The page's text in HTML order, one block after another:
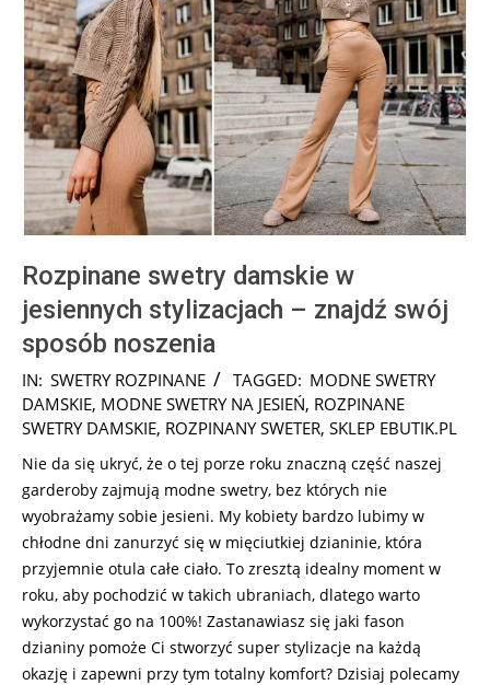
Rozpinane swetry damskie w
jesiennych stylizacjach – znajdź swój
sposób noszenia
2026-
07-
28
IN: SWETRY ROZPINANE TAGGED: MODNE SWETRY
DAMSKIE, MODNE SWETRY NA JESIEŃ, ROZPINANE
SWETRY DAMSKIE, ROZPINANY SWETER, SKLEP EBUTIK.PL
Nie da się ukryć, że o tej porze roku znaczną część naszej
garderoby zajmują modne swetry, bez których nie
wyobrażamy sobie jesieni. My kobiety bardzo lubimy w
chłodne dni zanurzyć się w mięciutkiej dzianinie, która
przyjemnie otula całe ciało. To zresztą idealny moment w
roku, aby pochodzić w takich ubraniach, dlatego warto
wykorzystać go na 100%! Zastanawiasz się jaki fason
dzianiny pomoże Ci stworzyć super stylizacje na każdą
okazję i zapewni przy tym totalny komfort? Dzisiaj polecamy